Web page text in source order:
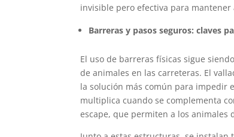
invisible pero efectiva para
Barreras y pasos seguros: claves
El uso de barreras físicas sigue
de animales en las carreteras. El
la solución más común para impedir
multiplica cuando se complementa
escape, que permiten a los animales